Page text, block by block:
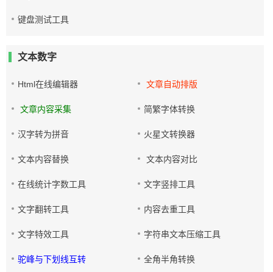
键盘测试工具
文本数字
Html在线编辑器 文章自动排版
文章内容采集 简繁字体转换
汉字转为拼音 火星文转换器
文本内容替换 文本内容对比
在线统计字数工具 文字竖排工具
文字翻转工具 内容去重工具
文字特效工具 字符串文本压缩工具
驼峰与下划线互转 全角半角转换